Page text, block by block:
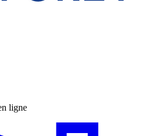
ligne